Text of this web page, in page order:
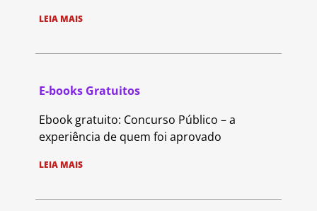
LEIA MAIS
E-books Gratuitos
Ebook gratuito: Concurso Público – a
experiência de quem foi aprovado
LEIA MAIS